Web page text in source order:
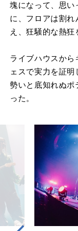
塊になって、思い
に、フロアは割
え、狂騒的な熱狂
ライブハウスから
ェスで実力を証
勢いと底知れぬポ
った。